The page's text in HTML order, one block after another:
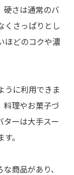
硬さは通常のバ
くさっぱりとし
ほどのコクや濃
うに利用できま
料理やお菓子づ
ターは大手スー
。
商品があり、